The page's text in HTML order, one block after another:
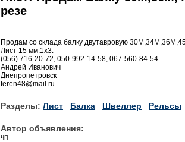
резе
Продам со склада балку двутавровую
Лист 15 мм.1х3.
(056) 716-20-72, 050-992-14-58, 067-560-84-54
Андрей Иванович
Днепропетровск
teren48@mail.ru
Разделы: Лист Балка Швеллер Рельсы
Автор объявления:
чп